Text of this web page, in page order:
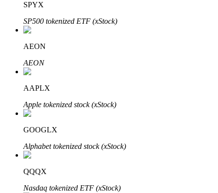
Aprenda a apostar
Aprenda como ganhar renda passiva
Bitrue
Parceiros Bitrue
SPYX
SP500 tokenized ETF (xStock)
AEON
AEON
AAPLX
Apple tokenized stock (xStock)
GOOGLX
Alphabet tokenized stock (xStock)
QQQX
Nasdaq tokenized ETF (xStock)